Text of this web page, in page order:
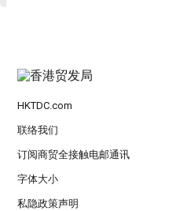
HKTDC.com
联络我们
订阅商贸全接触电邮通讯
字体大小
私隐政策声明